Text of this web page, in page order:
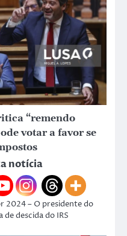
“remendo
votar a favor se
notícia
2024 – O presidente do
descida do IRS